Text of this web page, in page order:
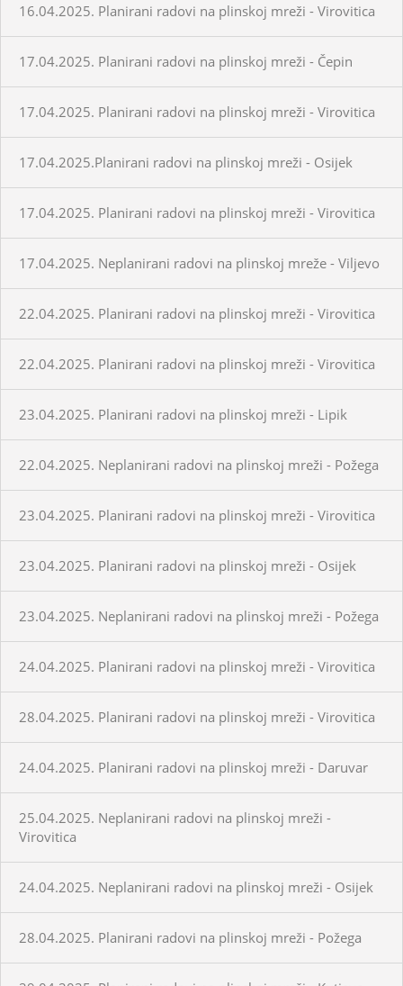
16.04.2025. Planirani radovi na plinskoj mreži - Virovitica
17.04.2025. Planirani radovi na plinskoj mreži - Čepin
17.04.2025. Planirani radovi na plinskoj mreži - Virovitica
17.04.2025.Planirani radovi na plinskoj mreži - Osijek
17.04.2025. Planirani radovi na plinskoj mreži - Virovitica
17.04.2025. Neplanirani radovi na plinskoj mreže - Viljevo
22.04.2025. Planirani radovi na plinskoj mreži - Virovitica
22.04.2025. Planirani radovi na plinskoj mreži - Virovitica
23.04.2025. Planirani radovi na plinskoj mreži - Lipik
22.04.2025. Neplanirani radovi na plinskoj mreži - Požega
23.04.2025. Planirani radovi na plinskoj mreži - Virovitica
23.04.2025. Planirani radovi na plinskoj mreži - Osijek
23.04.2025. Neplanirani radovi na plinskoj mreži - Požega
24.04.2025. Planirani radovi na plinskoj mreži - Virovitica
28.04.2025. Planirani radovi na plinskoj mreži - Virovitica
24.04.2025. Planirani radovi na plinskoj mreži - Daruvar
25.04.2025. Neplanirani radovi na plinskoj mreži -
Virovitica
24.04.2025. Neplanirani radovi na plinskoj mreži - Osijek
28.04.2025. Planirani radovi na plinskoj mreži - Požega